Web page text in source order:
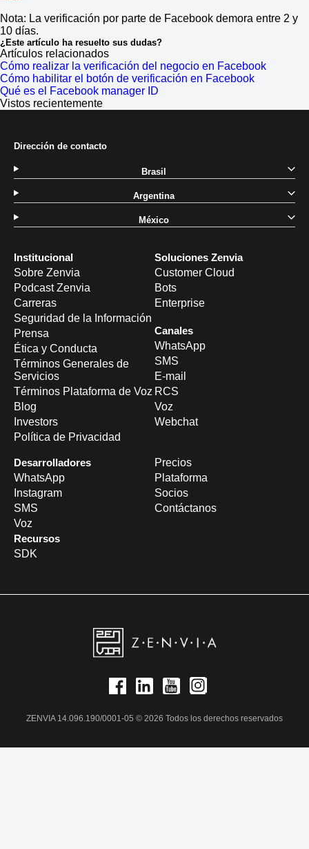
Nota: La verificación por parte de Facebook demora entre 2 y
10 días.
¿Este artículo ha resuelto sus dudas?
Artículos relacionados
Cómo realizar la verificación del negocio en Facebook
Cómo habilitar el botón de verificación en Facebook
Qué es el Facebook manager ID
Vistos recientemente
Institucional
Sobre Zenvia
Podcast Zenvia
Carreras
Seguridad de la Información
Prensa
Ética y Conducta
Términos Generales de
Servicios
Términos Plataforma de Voz
Blog
Investors
Política de Privacidad
Soluciones Zenvia
Customer Cloud
Bots
Enterprise
Canales
WhatsApp
SMS
E-mail
RCS
Voz
Webchat
Desarrolladores
WhatsApp
Instagram
SMS
Voz
Recursos
SDK
Precios
Plataforma
Socios
Contáctanos
Dirección de contacto
Brasil
Argentina
México
ZENVIA 14.096.190/0001-05 © 2026 Todos los derechos reservados